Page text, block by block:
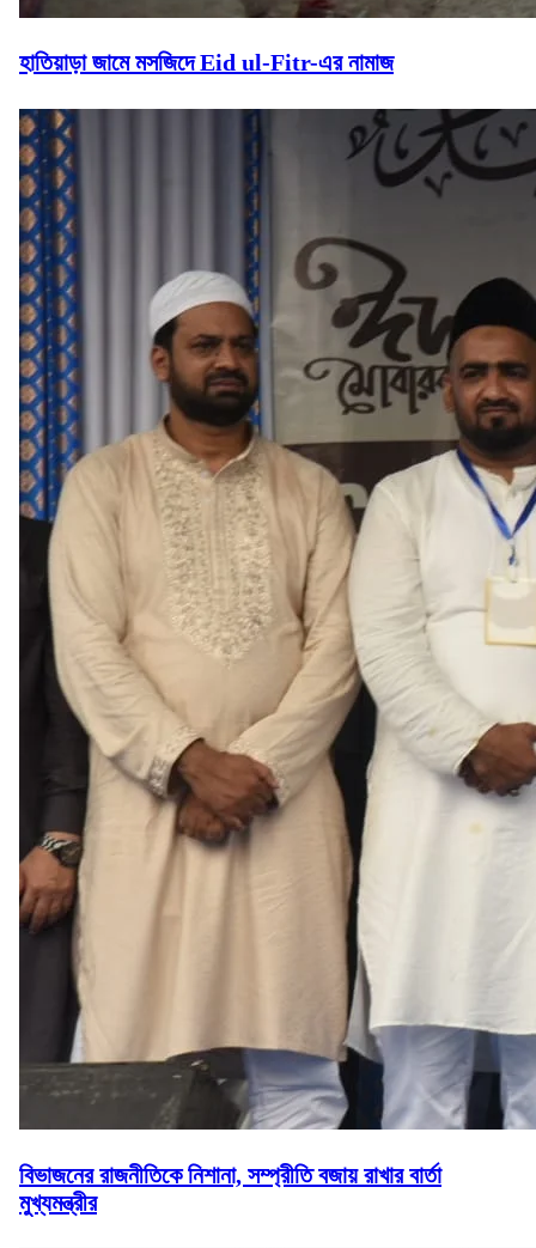
হাতিয়াড়া জামে মসজিদে Eid ul-Fitr-এর নামাজ
বিভাজনের রাজনীতিকে নিশানা, সম্প্রীতি বজায় রাখার বার্তা
মুখ্যমন্ত্রীর